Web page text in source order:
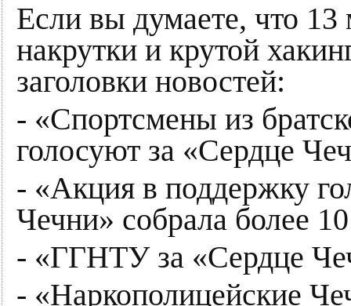
Если вы думаете, что
накрутки и крутой
заголовки новостей:
- «Спортсмены из
голосуют за «Сердце
- «Акция в поддержку
Чечни» собрала более
- «ГГНТУ за «Сердце
- «Наркополицейские